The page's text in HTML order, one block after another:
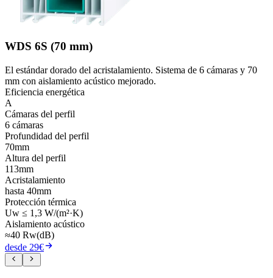
WDS 6S (70 mm)
El estándar dorado del acristalamiento. Sistema de 6 cámaras y 70
mm con aislamiento acústico mejorado.
Eficiencia energética
A
Cámaras del perfil
6 cámaras
Profundidad del perfil
70mm
Altura del perfil
113mm
Acristalamiento
hasta 40mm
Protección térmica
Uw ≤ 1,3 W/(m²·K)
Aislamiento acústico
≈40 Rw(dB)
desde 29€